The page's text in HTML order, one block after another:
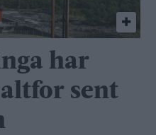
har
sent